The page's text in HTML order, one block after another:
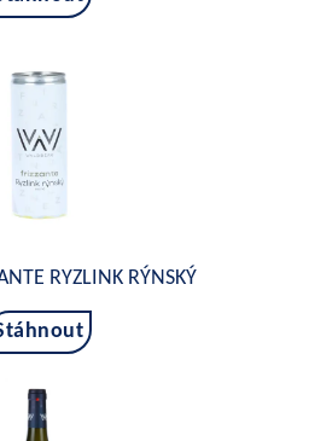
RYZLINK RÝNSKÝ